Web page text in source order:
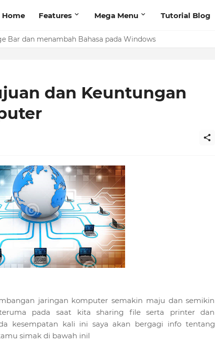
Home Features Mega Menu Tutorial Blog
Bar dan menambah Bahasa pada Windows
Yang Lambat
dan Keuntungan
jaringan komputer semakin maju dan semikin
pada saat kita sharing file serta printer dan
kesempatan kali ini saya akan bergagi info tentang
simak di bawah inil